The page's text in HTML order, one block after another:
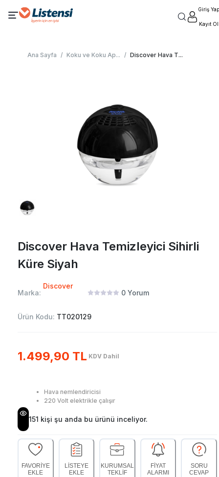
Giriş Yap
Kayıt Ol
Ana Sayfa / Koku ve Koku Ap... / Discover Hava T...
Discover Hava Temizleyici Sihirli
Küre Siyah
Marka:
Discover
0 Yorum
Ürün Kodu: TT020129
1.499,90 TL KDV Dahil
Hava nemlendiricisi
220 Volt elektrikle çalışır
151 kişi şu anda bu ürünü inceliyor.
FAVORİYE
EKLE
LİSTEYE
EKLE
KURUMSAL
TEKLİF
FİYAT
ALARMI
SORU
CEVAP